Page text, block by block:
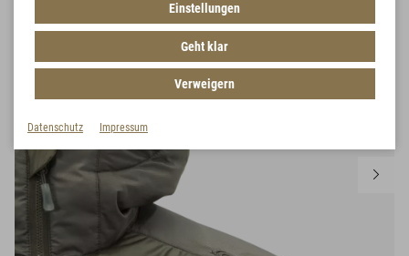
Einstellungen
Geht klar
Verweigern
Datenschutz Impressum